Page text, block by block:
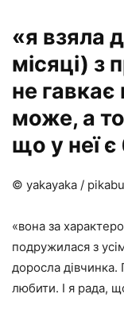
«я взяла
місяці) з
не
може, а
що у неї
© yakayaka / pikabu
«вона за
подружилася з
доросла
любити. І я рада,